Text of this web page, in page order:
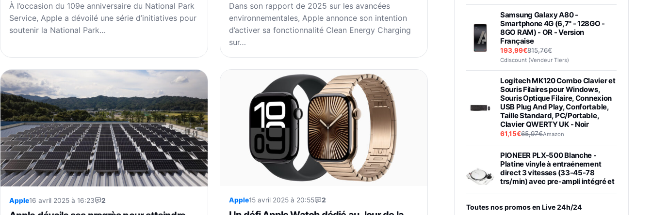
À l’occasion du 109e anniversaire du National Park
Service, Apple a dévoilé une série d’initiatives pour
soutenir la National Park…
Dans son rapport de 2025 sur les avancées
environnementales, Apple annonce son intention
d’activer sa fonctionnalité Clean Energy Charging
sur…
Apple16 avril 2025 à 16:23 2 Apple15 avril 2025 à 20:55 2
Samsung Galaxy A80 -
Smartphone 4G (6,7'' - 128GO -
8GO RAM) - OR - Version
Française
193,99€815,76€
Cdiscount (Vendeur Tiers)
Logitech MK120 Combo Clavier et
Souris Filaires pour Windows,
Souris Optique Filaire, Connexion
USB Plug And Play, Confortable,
Taille Standard, PC/Portable,
Clavier QWERTY UK - Noir
61,15€65,97€Amazon
PIONEER PLX-500 Blanche -
Platine vinyle à entraénement
direct 3 vitesses (33-45-78
trs/min) avec pre-ampli intégré et
Toutes nos promos en Live 24h/24